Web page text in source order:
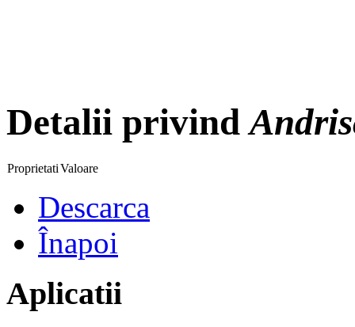
Detalii privind
ProprietatiValoare
Descarca
Înapoi
Aplicatii